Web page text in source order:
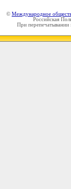
© Международное
Российская
При перепечатывании